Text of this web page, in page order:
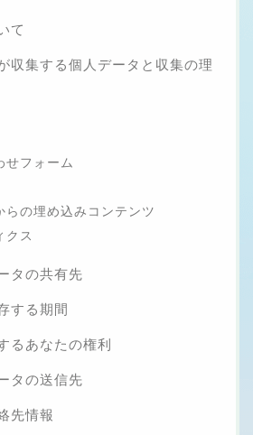
て
収集する個人データと収集の理
せフォーム
らの埋め込みコンテンツ
クス
タの共有先
する期間
るあなたの権利
タの送信先
先情報